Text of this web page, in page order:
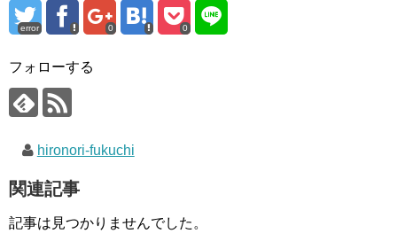
b
o
o
k
st
error 0 0
フォローする
hironori-fukuchi
関連記事
記事は見つかりませんでした。